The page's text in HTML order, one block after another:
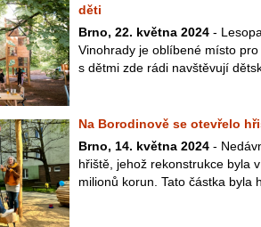
děti
Brno, 22. května 2024 -
Vinohrady je oblíbené místo
s dětmi zde rádi navštěvují
Na Borodinově se otevřelo
Brno, 14. května 2024 -
hřiště, jehož rekonstrukce byla
milionů korun. Tato částka byla